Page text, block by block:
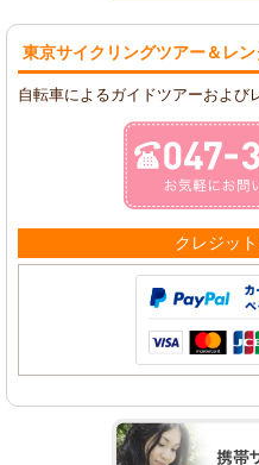
東京サイクリングツアー＆レ
自転車によるガイドツアーおよび
クレジッ